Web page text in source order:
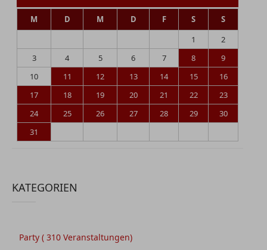
M D M D F S
S
1
2
3
4 5 6 7 8
9
10
11 12 13 14 15
16
17
18 19 20 21 22
23
24
25 26 27 28 29
30
31
KATEGORIEN
Party ( 310 Veranstaltungen)